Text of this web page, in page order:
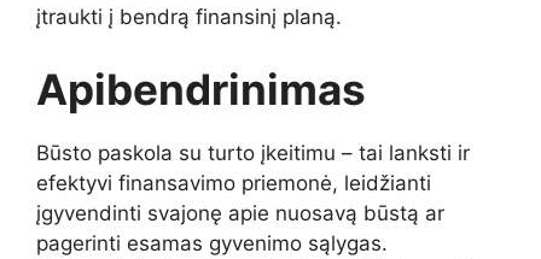
įtraukti į bendrą finansinį planą.
Apibendrinimas
Būsto paskola su turto įkeitimu – tai lanksti ir
efektyvi finansavimo priemonė, leidžianti
įgyvendinti svajonę apie nuosavą būstą ar
pagerinti esamas gyvenimo sąlygas.